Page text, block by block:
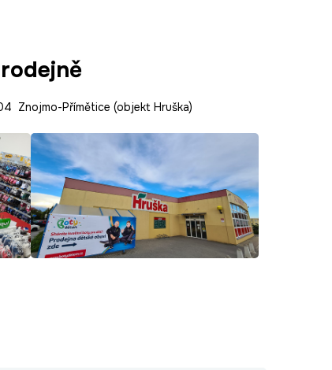
Znojmo-Přímětice (objekt Hruška)